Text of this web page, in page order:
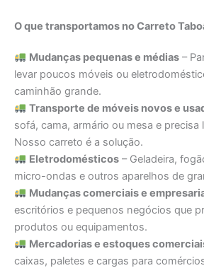
O que transportamos no Carreto
Mudanças pequenas e médias–
levar poucos móveis ou
caminhão grande.
Transporte de móveis novos e
sofá, cama, armário ou mesa e precisa
Nosso carreto é a solução.
Eletrodomésticos– Geladeira,
micro-ondas e outros aparelhos de
Mudanças comerciais e
escritórios e pequenos negócios que
produtos ou equipamentos.
Mercadorias e estoques
caixas, paletes e cargas para